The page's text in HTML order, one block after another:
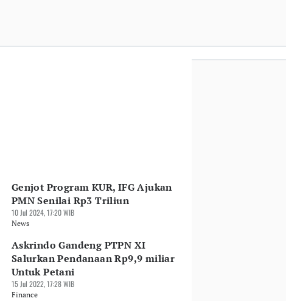
Genjot Program KUR, IFG Ajukan
PMN Senilai Rp3 Triliun
10 Jul 2024, 17:20 WIB
News
Askrindo Gandeng PTPN XI
Salurkan Pendanaan Rp9,9 miliar
Untuk Petani
15 Jul 2022, 17:28 WIB
Finance